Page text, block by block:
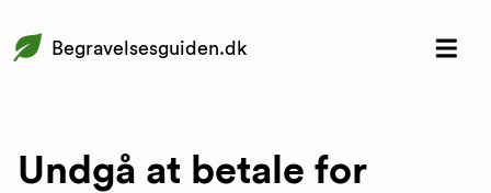
Begravelsesguiden.dk
Undgå at betale for